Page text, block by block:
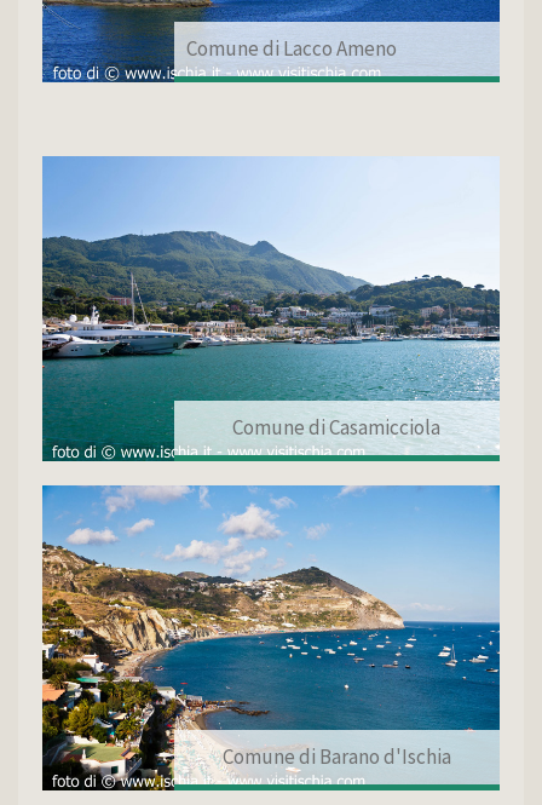
Comune di Lacco Ameno
Comune di Casamicciola
Comune di Barano d'Ischia